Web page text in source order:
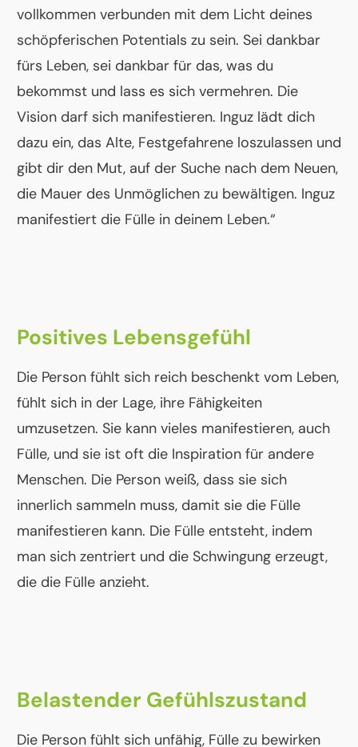
vollkommen verbunden mit dem Licht deines
schöpferischen Potentials zu sein. Sei dankbar
fürs Leben, sei dankbar für das, was du
bekommst und lass es sich vermehren. Die
Vision darf sich manifestieren. Inguz lädt dich
dazu ein, das Alte, Festgefahrene loszulassen und
gibt dir den Mut, auf der Suche nach dem Neuen,
die Mauer des Unmöglichen zu bewältigen. Inguz
manifestiert die Fülle in deinem Leben.“
Positives Lebensgefühl
Die Person fühlt sich reich beschenkt vom Leben,
fühlt sich in der Lage, ihre Fähigkeiten
umzusetzen. Sie kann vieles manifestieren, auch
Fülle, und sie ist oft die Inspiration für andere
Menschen. Die Person weiß, dass sie sich
innerlich sammeln muss, damit sie die Fülle
manifestieren kann. Die Fülle entsteht, indem
man sich zentriert und die Schwingung erzeugt,
die die Fülle anzieht.
Belastender Gefühlszustand
Die Person fühlt sich unfähig, Fülle zu bewirken